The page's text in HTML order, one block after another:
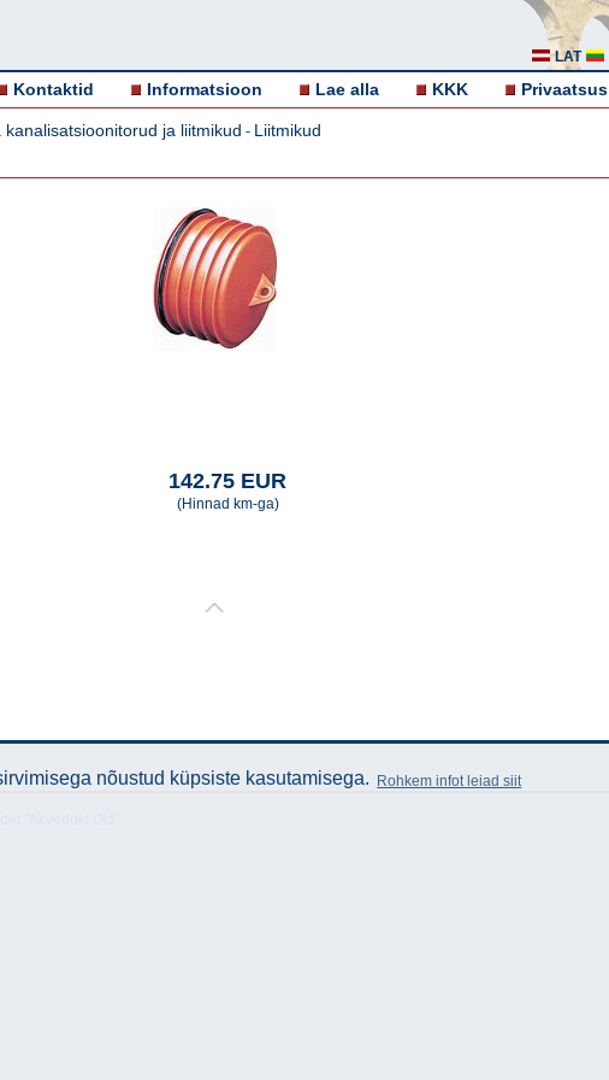
LAT
Kontaktid Informatsioon Lae alla KKK Privaatsus
kanalisatsioonitorud ja liitmikud - Liitmikud
142.75 EUR
(Hinnad km-ga)
nõustud küpsiste kasutamisega. Rohkem infot leiad siit